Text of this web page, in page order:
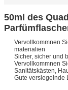
50ml des
Vervollkommnen
materialien
Sicher, sicher und
Vervollkommnen
Sanitätskästen,
Gute versiegelnde